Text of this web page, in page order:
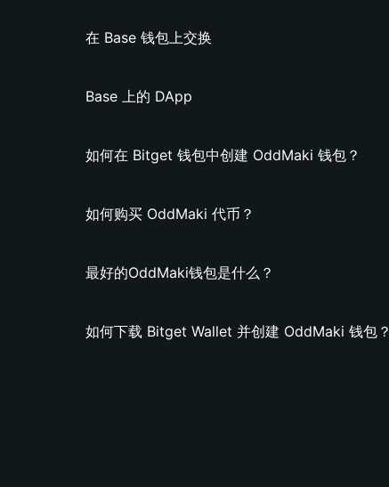
在 Base 钱包上交换
Base 上的 DApp
如何在 Bitget 钱包中创建 OddMaki 钱包？
如何购买 OddMaki 代币？
最好的OddMaki钱包是什么？
如何下载 Bitget Wallet 并创建 OddMaki 钱包？